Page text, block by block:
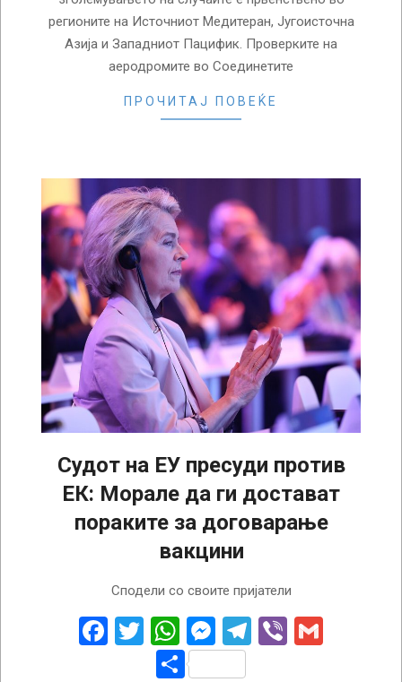
регионите на Источниот Медитеран, Југоисточна
Азија и Западниот Пацифик. Проверките на
аеродромите во Соединетите
ПРОЧИТАЈ ПОВЕЌЕ
Судот на ЕУ пресуди против
ЕК: Морале да ги достават
пораките за договарање
вакцини
Сподели со своите пријатели
Facebook
Twitter
WhatsApp
Messenger
Telegram
Viber
Share